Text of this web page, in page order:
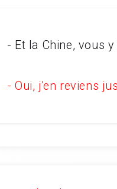
- Et la Chine, vous
- Oui, j'en reviens